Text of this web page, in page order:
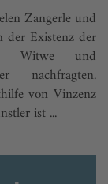
Zangerle und
der Existenz der
Witwe und
nachfragten.
von Vinzenz
ist ...